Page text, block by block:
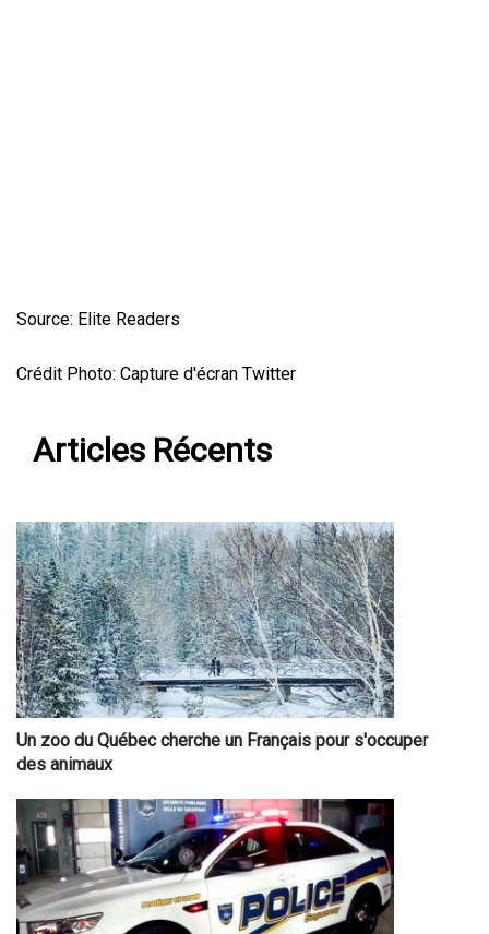
Source: Elite Readers
Crédit Photo: Capture d'écran Twitter
Articles Récents
Un zoo du Québec cherche un Français pour s'occuper
des animaux